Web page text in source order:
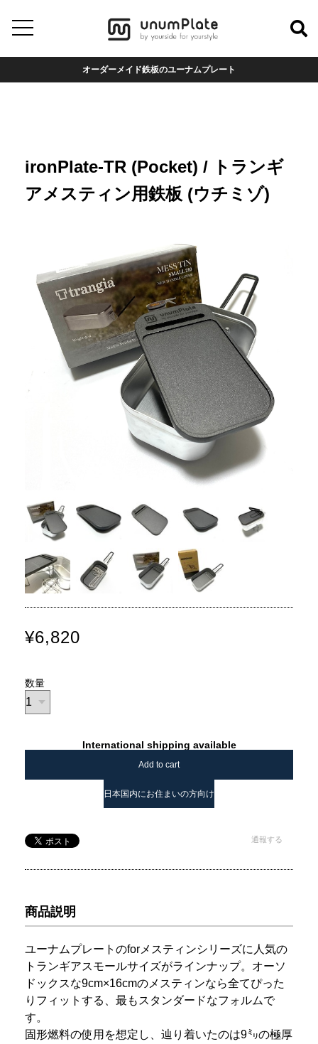
オーダーメイド鉄板のユーナムプレート
ironPlate-TR (Pocket) / トランギ
アメスティン用鉄板 (ウチミゾ)
¥6,820
数量
International shipping available
Add to cart
日本国内にお住まいの方向け
通報する
商品説明
ユーナムプレートのforメスティンシリーズに人気の
トランギアスモールサイズがラインナップ。オーソ
ドックスな9cm×16cmのメスティンなら全てぴった
りフィットする、最もスタンダードなフォルムで
す。
固形燃料の使用を想定し、辿り着いたのは9㍉の極厚